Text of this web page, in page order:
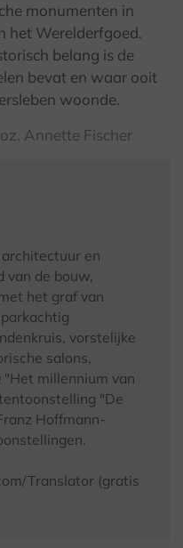
monumenten in
het Werelderfgoed.
belang is de
bevat en waar ooit
woonde.
Annette Fischer
en
van de bouw,
het graf van
vorstelijke
salons,
millennium van
"De
Hoffmann-
Translator (gratis